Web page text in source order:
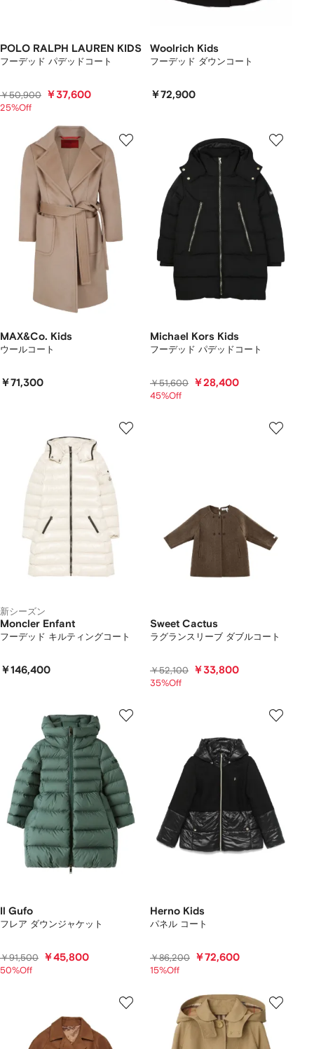
POLO RALPH LAUREN KIDS
フーデッド パデッドコート
￥50,900 ￥37,600
25%Off
Woolrich Kids
フーデッド ダウンコート
￥72,900
MAX&Co. Kids
ウールコート
￥71,300
Michael Kors Kids
フーデッド パデッドコート
￥51,600 ￥28,400
45%Off
新シーズン
Moncler Enfant
フーデッド キルティングコート
￥146,400
Sweet Cactus
ラグランスリーブ ダブルコート
￥52,100 ￥33,800
35%Off
Il Gufo
フレア ダウンジャケット
￥91,500 ￥45,800
50%Off
Herno Kids
パネル コート
￥86,200 ￥72,600
15%Off